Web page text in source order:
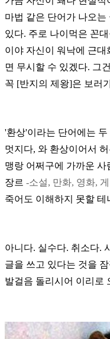
마법 같은 단어가 나오는
있다. 주로 나이먹은 꼰
이야 자신이 워낙에 근대
면 무시할 수 있겠다. 그
꼭 [반지의 제왕]은 보러
'환상'이라는 단어에는
멋지다, 와 환상이어서
맹랑 어쩌구에 가까운
장르 -소설, 만화, 영화,
죽어도 이해하지 못할 테
아니다. 실수다. 취소다.
글을 쓰고 있다는 것을
발걸음 돌리시어 이리로